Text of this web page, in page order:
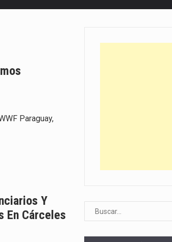
Paraguay,
Y
En Cárceles